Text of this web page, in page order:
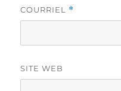
COURRIEL *
SITE WEB